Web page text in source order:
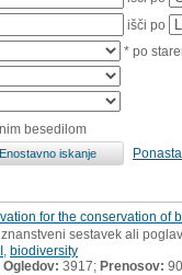
išči po
* po
besedilom
for the conservation of
znanstveni sestavek ali
biodiversity
Ogledov: 3917; Prenosov: 90